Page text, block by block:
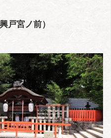
戸宮ノ前）